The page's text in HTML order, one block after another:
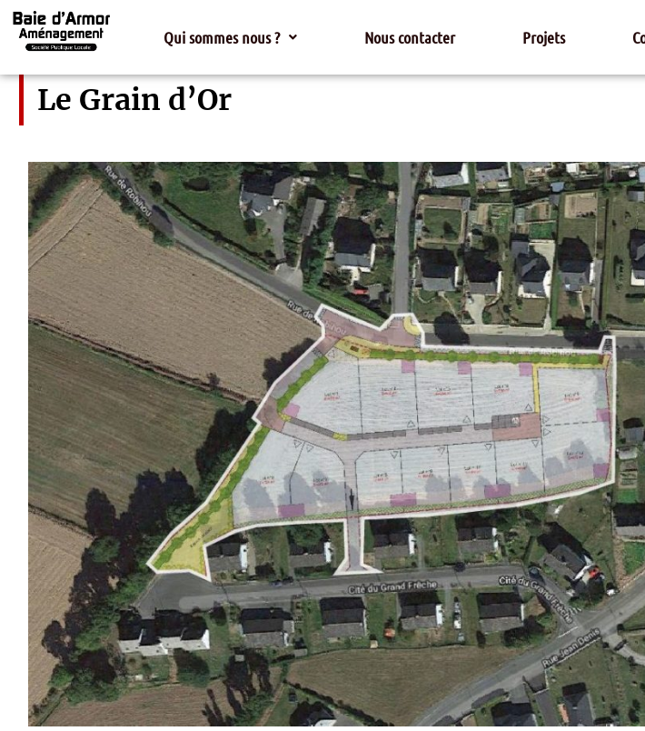
Qui sommes nous ? Nous contacter Projets
Le Grain d’Or